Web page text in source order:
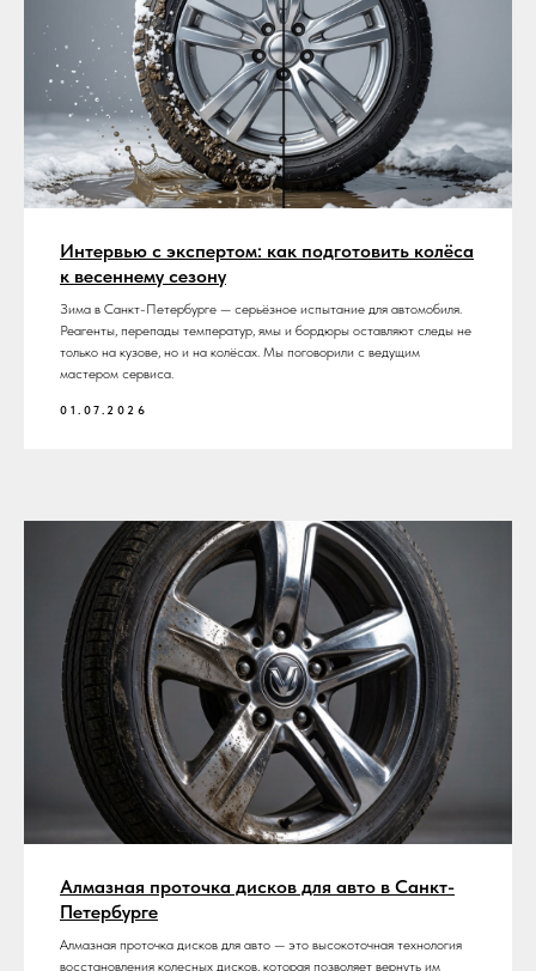
Интервью с экспертом: как подготовить колёса
к весеннему сезону
Зима в Санкт-Петербурге — серьёзное испытание для автомобиля.
Реагенты, перепады температур, ямы и бордюры оставляют следы не
только на кузове, но и на колёсах. Мы поговорили с ведущим
мастером сервиса.
01.07.2026
Алмазная проточка дисков для авто в Санкт-
Петербурге
Алмазная проточка дисков для авто — это высокоточная технология
восстановления колесных дисков, которая позволяет вернуть им